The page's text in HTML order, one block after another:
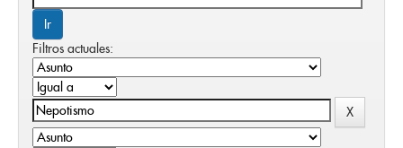
Filtros actuales: